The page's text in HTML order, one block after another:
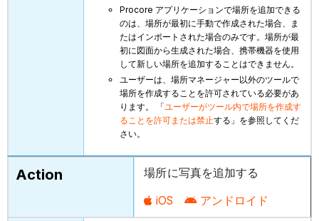
Procore アプリケーションで場所を追加できる
のは、場所が最初に手動で作成された場合、ま
たはインポートされた場合のみです。場所が最
初に図面から生成された場合、携帯機器を使用
して新しい場所を追加することはできません。
ユーザーは、場所マネージャー以外のツールで
場所を作成することを許可されている必要があ
ります。 「ユーザーがツール内で場所を作成す
ることを許可または禁止する」を参照してくだ
さい。
場所に写真を追加する
iOS アンドロイド